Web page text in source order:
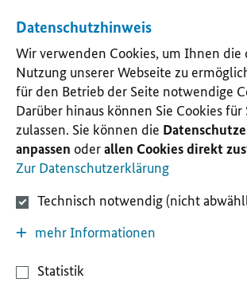
Datenschutzhinweis
Wir verwenden Cookies, um Ihnen die
Nutzung unserer Webseite zu
für den Betrieb der Seite notwendige
Darüber hinaus können Sie Cookies
zulassen. Sie können die
anpassen oderallen Cookies direkt
Zur Datenschutzerklärung
Technisch notwendig (nicht
mehr Informationen
Statistik